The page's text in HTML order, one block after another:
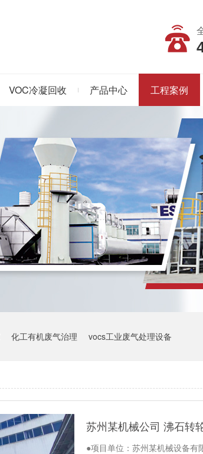
VOC冷凝回收 产品中心 工程案例
化工有机废气治理 vocs工业废气处理设备
●项目单位：苏州某机械设备有